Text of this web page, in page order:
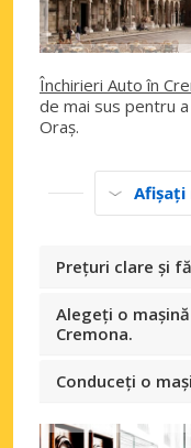
Închirieri Auto în
de mai sus pentru
Oraș.
Afișați
Prețuri clare și
Alegeți o
Cremona.
Conduceți o